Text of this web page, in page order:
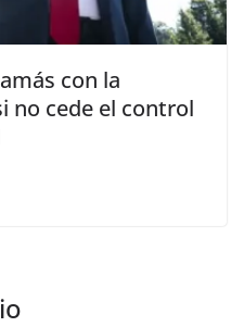
con la
no cede el control